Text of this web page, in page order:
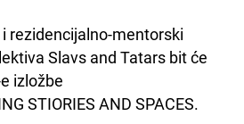
rezidencijalno-mentorski
Slavs and Tatars bit će
izložbe
STIORIES AND SPACES.